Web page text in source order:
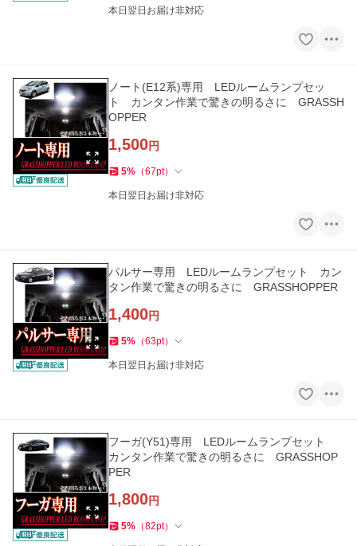
本日翌日お届け非対応
ノート(E12系)専用 LEDルームランプセッ
ト カンタン作業で驚きの明るさに GRASSH
OPPER
1,500円
5% （67pt）
本日翌日お届け非対応
パルサー専用 LEDルームランプセット カン
タン作業で驚きの明るさに GRASSHOPPER
1,400円
5% （63pt）
本日翌日お届け非対応
フーガ(Y51)専用 LEDルームランプセット
カンタン作業で驚きの明るさに GRASSHOP
PER
1,800円
5% （82pt）